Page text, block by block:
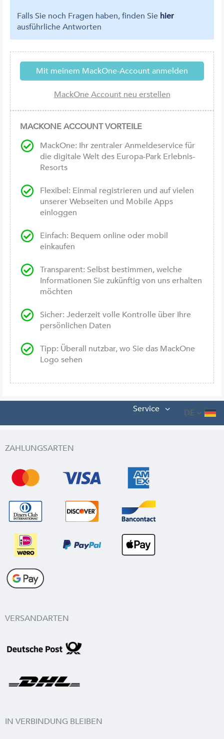
Falls Sie noch Fragen haben, finden Sie hier
ausführliche Antworten
MACKONE ACCOUNT VORTEILE
MackOne: Ihr zentraler Anmeldeservice für
die digitale Welt des Europa-Park Erlebnis-
Resorts
Flexibel: Einmal registrieren und auf vielen
unserer Webseiten und Mobile Apps
einloggen
Einfach: Bequem online oder mobil
einkaufen
Transparent: Selbst bestimmen, welche
Informationen Sie zukünftig von uns erhalten
möchten
Sicher: Jederzeit volle Kontrolle über Ihre
persönlichen Daten
Tipp: Überall nutzbar, wo Sie das MackOne
Logo sehen
DE
Service
ZAHLUNGSARTEN
VERSANDARTEN
IN VERBINDUNG BLEIBEN